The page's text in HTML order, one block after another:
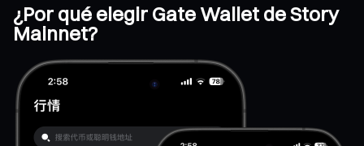
¿Por qué elegir Gate Wallet de Story
Mainnet?